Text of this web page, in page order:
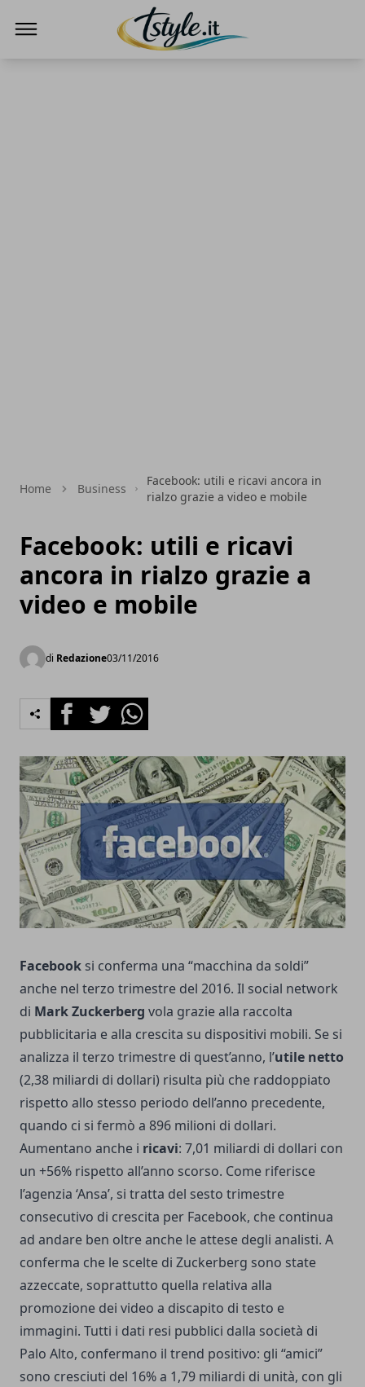
Home Business
Facebook: utili e ricavi ancora in
rialzo grazie a video e mobile
Facebook: utili e ricavi
ancora in rialzo grazie a
video e mobile
di Redazione03/11/2016
FacebookTwitterWhatsapp
Facebook si conferma una “macchina da soldi”
anche nel terzo trimestre del 2016. Il social network
di Mark Zuckerberg vola grazie alla raccolta
pubblicitaria e alla crescita su dispositivi mobili. Se si
analizza il terzo trimestre di quest’anno, l’utile netto
(2,38 miliardi di dollari) risulta più che raddoppiato
rispetto allo stesso periodo dell’anno precedente,
quando ci si fermò a 896 milioni di dollari.
Aumentano anche i ricavi: 7,01 miliardi di dollari con
un +56% rispetto all’anno scorso. Come riferisce
l’agenzia ‘Ansa’, si tratta del sesto trimestre
consecutivo di crescita per Facebook, che continua
ad andare ben oltre anche le attese degli analisti. A
conferma che le scelte di Zuckerberg sono state
azzeccate, soprattutto quella relativa alla
promozione dei video a discapito di testo e
immagini. Tutti i dati resi pubblici dalla società di
Palo Alto, confermano il trend positivo: gli “amici”
sono cresciuti del 16% a 1,79 miliardi di unità, con gli